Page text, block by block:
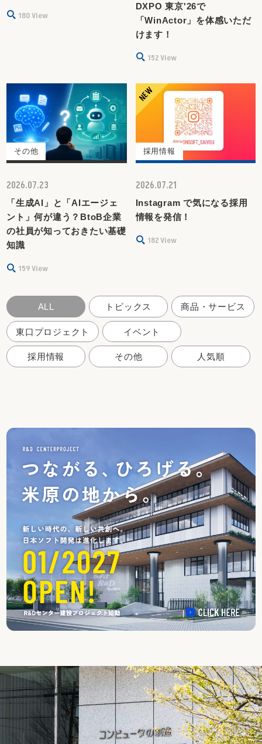
180View
DXPO 東京'26で
「WinActor」を体感いただ
けます！
152View
その他
2026.07.23
「生成AI」と「AIエージェ
ント」何が違う？BtoB企業
の社員が知っておきたい基礎
知識
159View
採用情報
2026.07.21
Instagram で気になる採用
情報を発信！
182View
ALL トピックス 商品・サービス
東口プロジェクト イベント
採用情報 その他 人気順